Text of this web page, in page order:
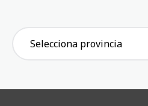
Selecciona provincia